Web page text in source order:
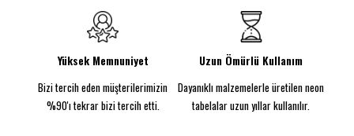
Light designed to last at least 10 years.
WHAT'S INCLUDED?
Neon Sign Customized
to Your Specifications
Power Supply and Adaptor
Wireless Remote
12-Month International Manufacturer Warranty
Yüksek Memnuniyet
Bizi tercih eden müşterilerimizin
%90'ı tekrar bizi tercih etti.
Uzun Ömürlü Kullanım
Dayanıklı malzemelerle üretilen neon
tabelalar uzun yıllar kullanılır.